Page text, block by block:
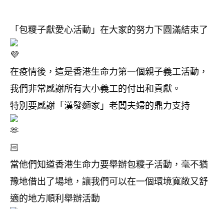
「包糭子獻愛心活動」在大家的努力下圓滿結束了
在疫情後，這是香港生命力第一個親子義工活動，
我們非常感謝所有大小義工的付出和貢獻。
特別要感謝「漢發麵家」老闆夫婦的鼎力支持
當他們知道香港生命力要舉辦包糭子活動，毫不猶
豫地借出了場地，讓我們可以在一個環境寬敞又舒
適的地方順利舉辦活動